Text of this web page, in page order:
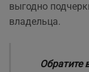
выгодно
владельца.
Обратите